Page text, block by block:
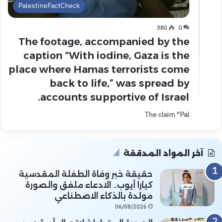
PalestineFactCheck
0
380
The footage, accompanied by the
caption “With iodine, Gaza is the
place where Hamas terrorists come
back to life,” was spread by
accounts supportive of Israel.
The claim “Pal
آخر المواد المدققة
حقيقة خبر وفاة الطفلة المقدسية
كيارا أيوب.. الادعاء ملفق والصورة
مولدة بالذكاء الاصطناعي
06/08/2026